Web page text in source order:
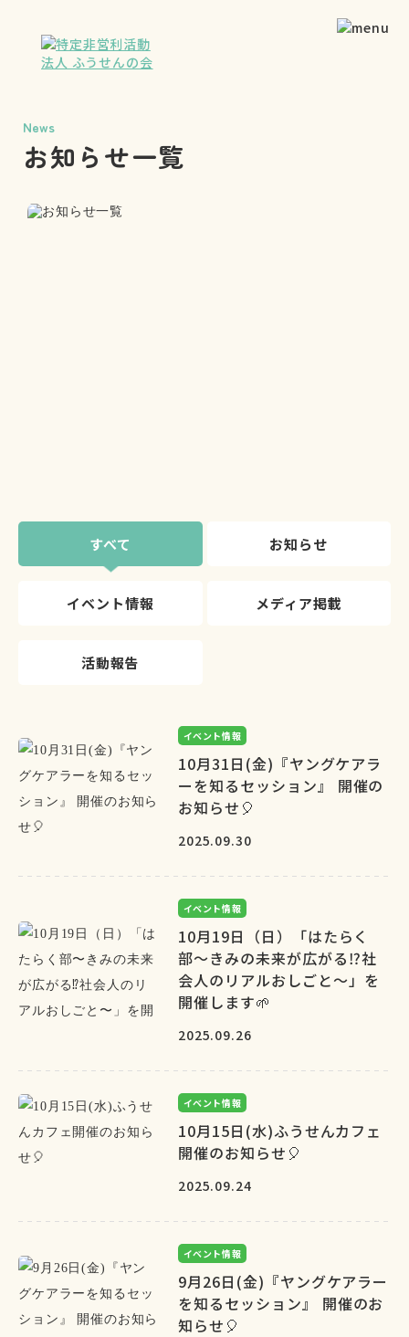
News
お知らせ一覧
すべて お知らせ
イベント情報 メディア掲載
活動報告
イベント情報
10月31日(金)『ヤングケアラ
ーを知るセッション』 開催の
お知らせ🎈
2025.09.30
イベント情報
10月19日（日）「はたらく
部〜きみの未来が広がる⁉︎社
会人のリアルおしごと〜」を
開催します🌱
2025.09.26
イベント情報
10月15日(水)ふうせんカフェ
開催のお知らせ🎈
2025.09.24
イベント情報
9月26日(金)『ヤングケアラー
を知るセッション』 開催のお
知らせ🎈